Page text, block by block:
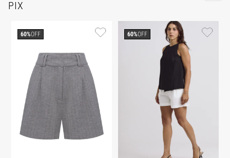
PIX
60%OFF 60%OFF